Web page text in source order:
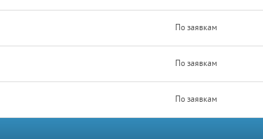
По заявкам
По заявкам
По заявкам